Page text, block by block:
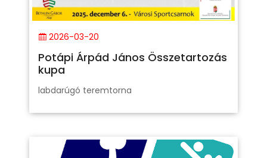
2026-03-20
Potápi Árpád János Összetartozás
kupa
labdarúgó teremtorna